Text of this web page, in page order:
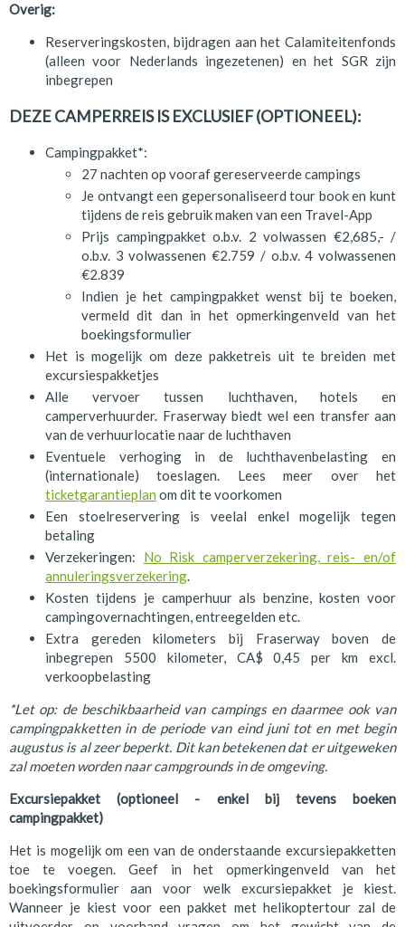
Overig:
Reserveringskosten, bijdragen aan het Calamiteitenfonds
(alleen voor Nederlands ingezetenen) en het SGR zijn
inbegrepen
DEZE CAMPERREIS IS EXCLUSIEF (OPTIONEEL):
Campingpakket*:
27 nachten op vooraf gereserveerde campings
Je ontvangt een gepersonaliseerd tour book en kunt
tijdens de reis gebruik maken van een Travel-App
Prijs campingpakket o.b.v. 2 volwassen €2,685,- /
o.b.v. 3 volwassenen €2.759 / o.b.v. 4 volwassenen
€2.839
Indien je het campingpakket wenst bij te boeken,
vermeld dit dan in het opmerkingenveld van het
boekingsformulier
Het is mogelijk om deze pakketreis uit te breiden met
excursiespakketjes
Alle vervoer tussen luchthaven, hotels en
camperverhuurder. Fraserway biedt wel een transfer aan
van de verhuurlocatie naar de luchthaven
Eventuele verhoging in de luchthavenbelasting en
(internationale) toeslagen. Lees meer over het
ticketgarantieplan om dit te voorkomen
Een stoelreservering is veelal enkel mogelijk tegen
betaling
Verzekeringen: No Risk camperverzekering, reis- en/of
annuleringsverzekering.
Kosten tijdens je camperhuur als benzine, kosten voor
campingovernachtingen, entreegelden etc.
Extra gereden kilometers bij Fraserway boven de
inbegrepen 5500 kilometer, CA$ 0,45 per km excl.
verkoopbelasting
*Let op: de beschikbaarheid van campings en daarmee ook van
campingpakketten in de periode van eind juni tot en met begin
augustus is al zeer beperkt. Dit kan betekenen dat er uitgeweken
zal moeten worden naar campgrounds in de omgeving.
Excursiepakket (optioneel - enkel bij tevens boeken
campingpakket)
Het is mogelijk om een van de onderstaande excursiepakketten
toe te voegen. Geef in het opmerkingenveld van het
boekingsformulier aan voor welk excursiepakket je kiest.
Wanneer je kiest voor een pakket met helikoptertour zal de